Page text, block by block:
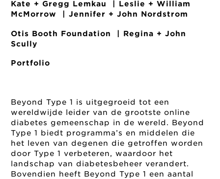
Kate + Gregg Lemkau | Leslie + William
McMorrow | Jennifer + John Nordstrom
Otis Booth Foundation | Regina + John
Scully
Portfolio
Beyond Type 1 is uitgegroeid tot een
wereldwijde leider van de grootste online
diabetes gemeenschap in de wereld. Beyond
Type 1 biedt programma’s en middelen die
het leven van degenen die getroffen worden
door Type 1 verbeteren, waardoor het
landschap van diabetesbeheer verandert.
Bovendien heeft Beyond Type 1 een aantal